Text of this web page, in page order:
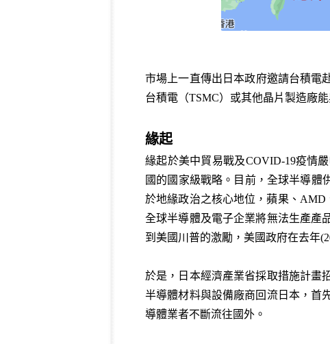
市場上一直傳出日本政府邀請台積電
台積電（TSMC）或其他晶片製造廠
緣起
緣起於美中貿易戰及COVID-19疫情
國的國家級戰略。目前，全球半導體
於地緣政治之核心地位，蘋果、AMD
全球半導體及電子企業將無法生產產
到美國川普的激勵，美國政府在去年
於是，日本經濟產業省採取措施計畫
半導體材料與設備廠商回流日本，首
導體業者不斷流往國外。